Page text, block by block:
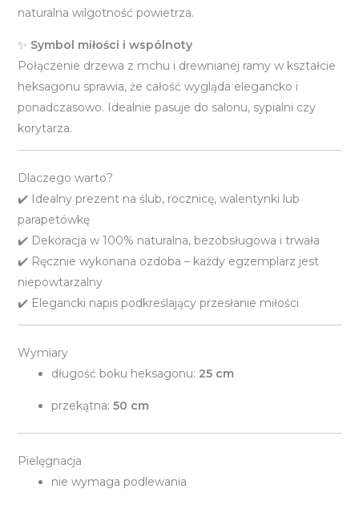
naturalna wilgotność powietrza.
✨ Symbol miłości i wspólnoty
Połączenie drzewa z mchu i drewnianej ramy w kształcie
heksagonu sprawia, że całość wygląda elegancko i
ponadczasowo. Idealnie pasuje do salonu, sypialni czy
korytarza.
Dlaczego warto?
✔️ Idealny prezent na ślub, rocznicę, walentynki lub
parapetówkę
✔️ Dekoracja w 100% naturalna, bezobsługowa i trwała
✔️ Ręcznie wykonana ozdoba – każdy egzemplarz jest
niepowtarzalny
✔️ Elegancki napis podkreślający przesłanie miłości
Wymiary
długość boku heksagonu: 25 cm
przekątna: 50 cm
Pielęgnacja
nie wymaga podlewania